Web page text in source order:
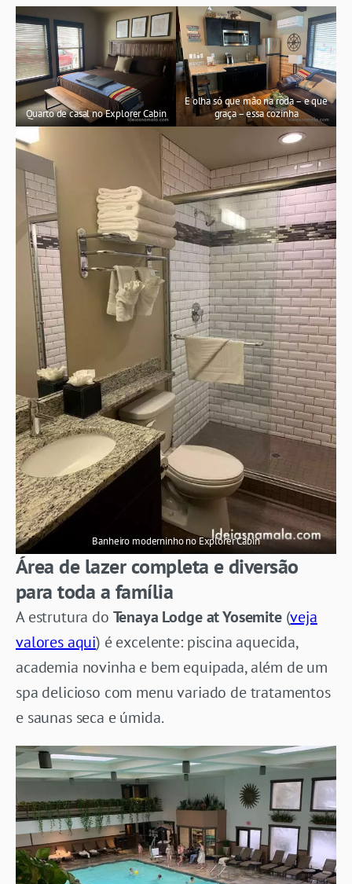
Quarto de casal no Explorer Cabin
E olha só que mão na roda – e que
graça – essa cozinha
Banheiro moderninho no Explorer Cabin
Área de lazer completa e diversão
para toda a família
A estrutura do Tenaya Lodge at Yosemite(veja
valores aqui) é excelente: piscina aquecida,
academia novinha e bem equipada, além de um
spa delicioso com menu variado de tratamentos
e saunas seca e úmida.